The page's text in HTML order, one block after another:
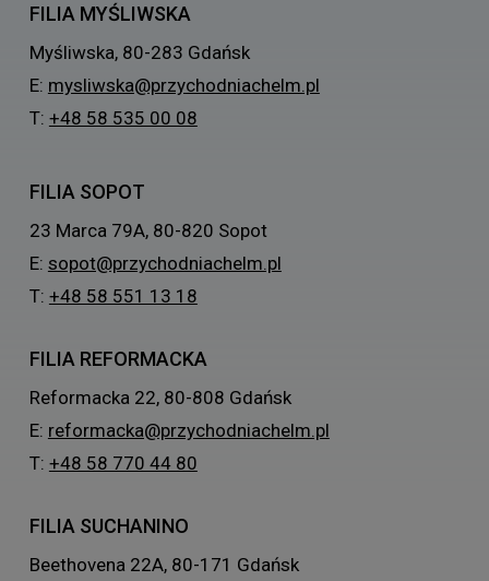
FILIA MYŚLIWSKA
Myśliwska, 80-283 Gdańsk
E: mysliwska@przychodniachelm.pl
T: +48 58 535 00 08
FILIA SOPOT
23 Marca 79A, 80-820 Sopot
E: sopot@przychodniachelm.pl
T: +48 58 551 13 18
FILIA REFORMACKA
Reformacka 22, 80-808 Gdańsk
E: reformacka@przychodniachelm.pl
T: +48 58 770 44 80
FILIA SUCHANINO
Beethovena 22A, 80-171 Gdańsk